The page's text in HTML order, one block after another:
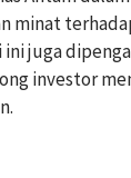
minat
ini juga
investor